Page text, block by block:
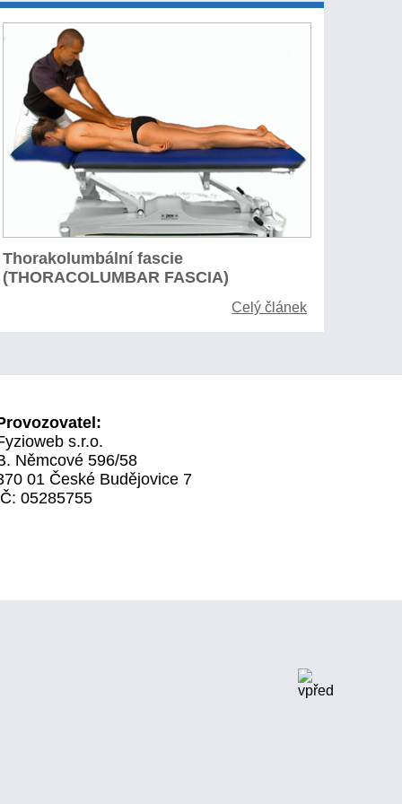
Thorakolumbální fascie
(THORACOLUMBAR FASCIA)
Celý článek
s.r.o.
Němcové 596/58
01 České Budějovice 7
05285755